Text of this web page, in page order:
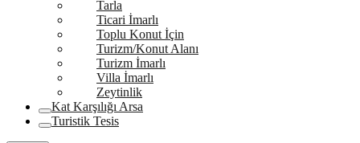
Tarla
Ticari İmarlı
Toplu Konut İçin
Turizm/Konut Alanı
Turizm İmarlı
Villa İmarlı
Zeytinlik
Kat Karşılığı Arsa
Turistik Tesis